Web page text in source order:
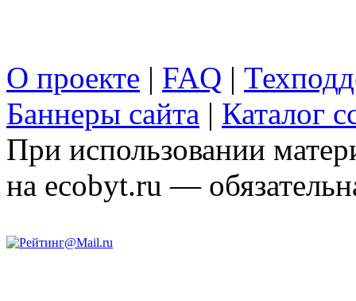
О проекте | FAQ |
Баннеры сайта | Каталог
При использовании
на ecobyt.ru —